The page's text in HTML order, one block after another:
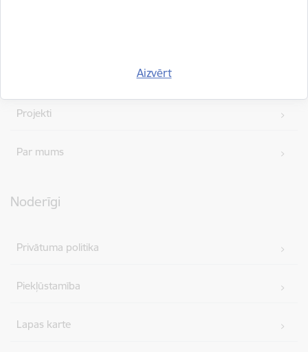
Aizvērt
Projekti
Par mums
Noderīgi
Privātuma politika
Piekļūstamība
Lapas karte